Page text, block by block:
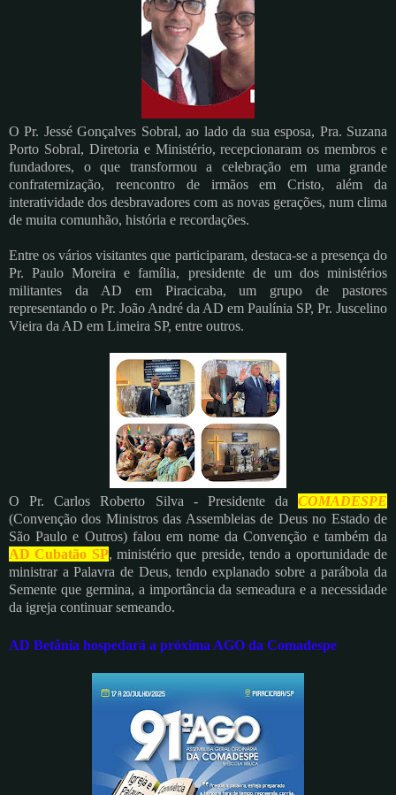
O Pr. Jessé Gonçalves Sobral, ao lado da sua esposa, Pra. Suzana
Porto Sobral, Diretoria e Ministério, recepcionaram os membros e
fundadores, o que transformou a celebração em uma grande
confraternização, reencontro de irmãos em Cristo, além da
interatividade dos desbravadores com as novas gerações, num clima
de muita comunhão, história e recordações.
Entre os vários visitantes que participaram, destaca-se a presença do
Pr. Paulo Moreira e família, presidente de um dos ministérios
militantes da AD em Piracicaba, um grupo de pastores
representando o Pr. João André da AD em Paulínia SP, Pr. Juscelino
Vieira da AD em Limeira SP, entre outros.
O Pr. Carlos Roberto Silva - Presidente da COMADESPE
(Convenção dos Ministros das Assembleias de Deus no Estado de
São Paulo e Outros) falou em nome da Convenção e também da
AD Cubatão SP, ministério que preside, tendo a oportunidade de
ministrar a Palavra de Deus, tendo explanado sobre a parábola da
Semente que germina, a importância da semeadura e a necessidade
da igreja continuar semeando.
AD Betânia hospedará a próxima AGO da Comadespe